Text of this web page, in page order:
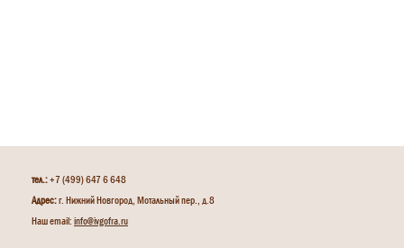
тел.:+7 (499) 647 6 648
Адрес:г. Нижний Новгород, Мотальный пер., д.8
Наш email: info@ivgofra.ru